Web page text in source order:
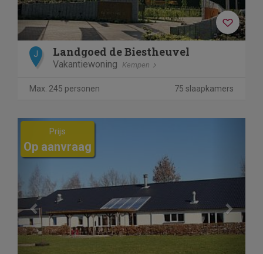
J Landgoed de Biestheuvel
Vakantiewoning Kempen
Max. 245 personen 75 slaapkamers
Previous
Prijs
Op aanvraag